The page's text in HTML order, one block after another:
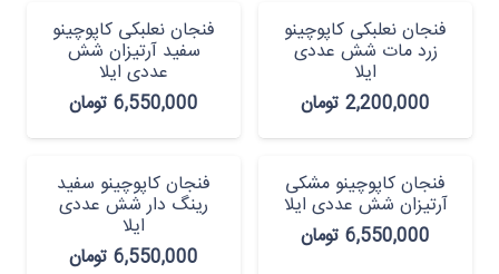
فنجان نعلبکی کاپوچینو
زرد مات شش عددی
ایلا
2,200,000 تومان
فنجان نعلبکی کاپوچینو
سفید آرتیزان شش
عددی ایلا
6,550,000 تومان
فنجان کاپوچینو مشکی
آرتیزان شش عددی ایلا
6,550,000 تومان
فنجان کاپوچینو سفید
رینگ دار شش عددی
ایلا
6,550,000 تومان